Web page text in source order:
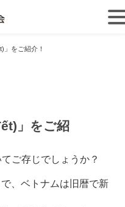
」をご紹介！
」をご紹
てご存じでしょうか？
、ベトナムは旧暦で新